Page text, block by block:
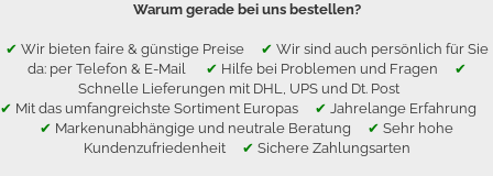
Warum gerade bei uns bestellen?
✔ Wir bieten faire & günstige Preise ✔ Wir sind auch persönlich für Sie
da: per Telefon & E-Mail ✔ Hilfe bei Problemen und Fragen ✔
Schnelle Lieferungen mit DHL, UPS und Dt. Post
✔ Mit das umfangreichste Sortiment Europas ✔ Jahrelange Erfahrung
✔ Markenunabhängige und neutrale Beratung ✔ Sehr hohe
Kundenzufriedenheit ✔ Sichere Zahlungsarten